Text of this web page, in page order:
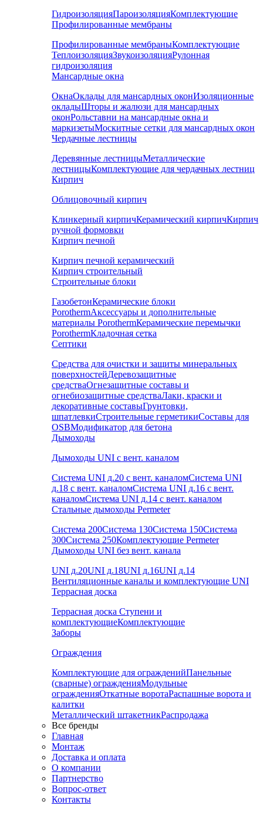
ГидроизоляцияПароизоляцияКомплектующие
Профилированные мембраны
Профилированные мембраныКомплектующие
ТеплоизоляцияЗвукоизоляцияРулонная
гидроизоляция
Мансардные окна
ОкнаОклады для мансардных оконИзоляционные
окладыШторы и жалюзи для мансардных
оконРольставни на мансардные окна и
маркизетыМоскитные сетки для мансардных окон
Чердачные лестницы
Деревянные лестницыМеталлические
лестницыКомплектующие для чердачных лестниц
Кирпич
Облицовочный кирпич
Клинкерный кирпичКерамический кирпичКирпич
ручной формовки
Кирпич печной
Кирпич печной керамический
Кирпич строительный
Строительные блоки
ГазобетонКерамические блоки
PorothermАксессуары и дополнительные
материалы PorothermКерамические перемычки
PorothermКладочная сетка
Септики
Средства для очистки и защиты минеральных
поверхностейДеревозащитные
средстваОгнезащитные составы и
огнебиозащитные средстваЛаки, краски и
декоративные составыГрунтовки,
шпатлевкиСтроительные герметикиСоставы для
OSBМодификатор для бетона
Дымоходы
Дымоходы UNI с вент. каналом
Система UNI д.20 с вент. каналомСистема UNI
д.18 с вент. каналомСистема UNI д.16 с вент.
каналомСистема UNI д.14 с вент. каналом
Стальные дымоходы Permeter
Система 200Система 130Система 150Система
300Система 250Комплектующие Permeter
Дымоходы UNI без вент. канала
UNI д.20UNI д.18UNI д.16UNI д.14
Вентиляционные каналы и комплектующие UNI
Террасная доска
Террасная доска Ступени и
комплектующиеКомплектующие
Заборы
Ограждения
Комплектующие для огражденийПанельные
(сварные) огражденияМодульные
огражденияОткатные воротаРаспашные ворота и
калитки
Металлический штакетникРаспродажа
Все бренды
Главная
Монтаж
Доставка и оплата
О компании
Партнерство
Вопрос-ответ
Контакты